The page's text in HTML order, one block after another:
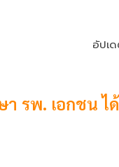
อัปเ
า รพ. เอกชน ได้